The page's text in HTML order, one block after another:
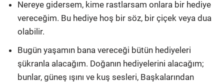
Nereye gidersem, kime rastlarsam onlara bir hediye
vereceğim. Bu hediye hoş bir söz, bir çiçek veya dua
olabilir.
Bugün yaşamın bana vereceği bütün hediyeleri
şükranla alacağım. Doğanın hediyelerini alacağım;
bunlar, güneş ışını ve kuş sesleri, Başkalarından